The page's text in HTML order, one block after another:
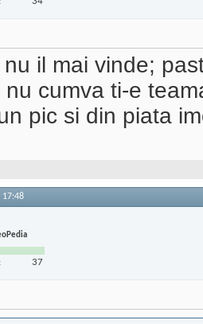
il mai vinde;
cumva ti-e
pic si din piata
17:48
37